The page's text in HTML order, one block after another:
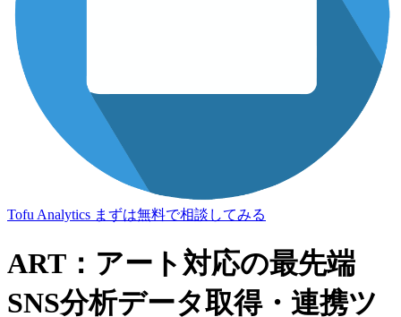
Tofu Analytics まずは無料で相談してみる
ART：アート対応の最先端
SNS分析データ取得・連携ツ